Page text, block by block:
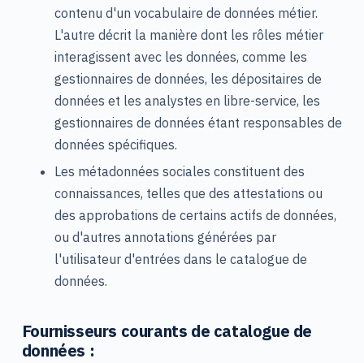
contenu d'un vocabulaire de données métier.
L'autre décrit la manière dont les rôles métier
interagissent avec les données, comme les
gestionnaires de données, les dépositaires de
données et les analystes en libre-service, les
gestionnaires de données étant responsables de
données spécifiques.
Les métadonnées sociales constituent des
connaissances, telles que des attestations ou
des approbations de certains actifs de données,
ou d'autres annotations générées par
l'utilisateur d'entrées dans le catalogue de
données.
Fournisseurs courants de catalogue de
données :